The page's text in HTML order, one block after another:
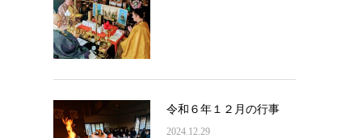
令和６年１２月の行事
2024.12.29